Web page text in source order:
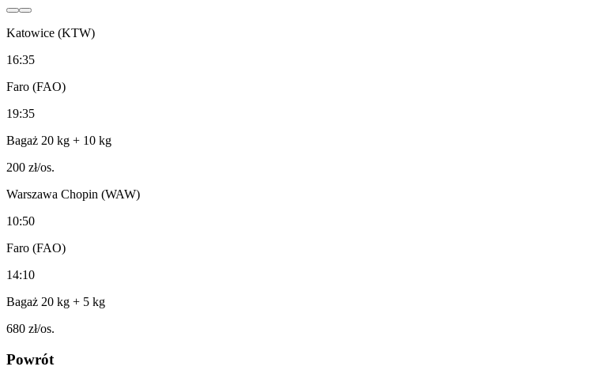
Katowice (KTW)
16:35
Faro (FAO)
19:35
Bagaż 20 kg + 10 kg
200 zł/os.
Warszawa Chopin (WAW)
10:50
Faro (FAO)
14:10
Bagaż 20 kg + 5 kg
680 zł/os.
Powrót